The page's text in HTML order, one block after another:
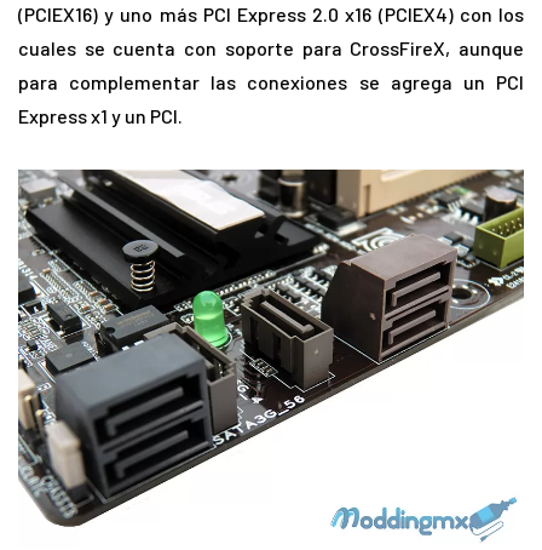
(PCIEX16) y uno más PCI Express 2.0 x16 (PCIEX4) con los
cuales se cuenta con soporte para CrossFireX, aunque
para complementar las conexiones se agrega un PCI
Express x1 y un PCI.